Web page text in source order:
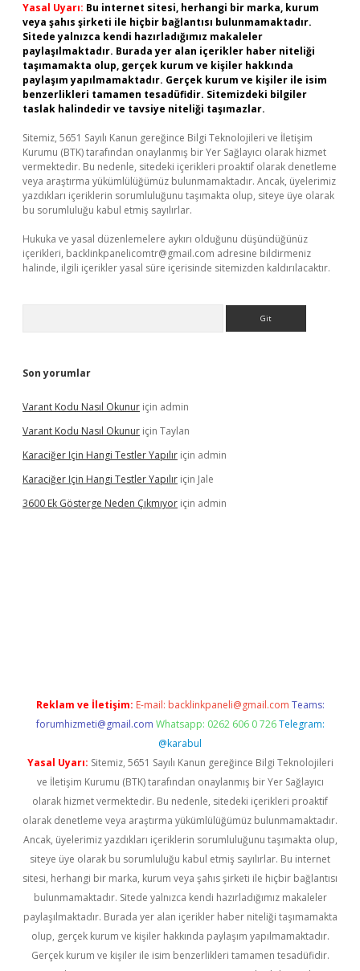
Yasal Uyarı: Bu internet sitesi, herhangi bir marka, kurum
veya şahıs şirketi ile hiçbir bağlantısı bulunmamaktadır.
Sitede yalnızca kendi hazırladığımız makaleler
paylaşılmaktadır. Burada yer alan içerikler haber niteliği
taşımamakta olup, gerçek kurum ve kişiler hakkında
paylaşım yapılmamaktadır. Gerçek kurum ve kişiler ile isim
benzerlikleri tamamen tesadüfidir. Sitemizdeki bilgiler
taslak halindedir ve tavsiye niteliği taşımazlar.
Sitemiz, 5651 Sayılı Kanun gereğince Bilgi Teknolojileri ve İletişim
Kurumu (BTK) tarafından onaylanmış bir Yer Sağlayıcı olarak hizmet
vermektedir. Bu nedenle, sitedeki içerikleri proaktif olarak denetleme
veya araştırma yükümlülüğümüz bulunmamaktadır. Ancak, üyelerimiz
yazdıkları içeriklerin sorumluluğunu taşımakta olup, siteye üye olarak
bu sorumluluğu kabul etmiş sayılırlar.
Hukuka ve yasal düzenlemelere aykırı olduğunu düşündüğünüz
içerikleri, backlinkpanelicomtr@gmail.com adresine bildirmeniz
halinde, ilgili içerikler yasal süre içerisinde sitemizden kaldırılacaktır.
Son yorumlar
Varant Kodu Nasıl Okunur için admin
Varant Kodu Nasıl Okunur için Taylan
Karaciğer Için Hangi Testler Yapılır için admin
Karaciğer Için Hangi Testler Yapılır için Jale
3600 Ek Gösterge Neden Çıkmıyor için admin
Reklam ve İletişim: E-mail: backlinkpaneli@gmail.com Teams:
forumhizmeti@gmail.com Whatsapp: 0262 606 0 726 Telegram:
@karabul
Yasal Uyarı: Sitemiz, 5651 Sayılı Kanun gereğince Bilgi Teknolojileri
ve İletişim Kurumu (BTK) tarafından onaylanmış bir Yer Sağlayıcı
olarak hizmet vermektedir. Bu nedenle, sitedeki içerikleri proaktif
olarak denetleme veya araştırma yükümlülüğümüz bulunmamaktadır.
Ancak, üyelerimiz yazdıkları içeriklerin sorumluluğunu taşımakta olup,
siteye üye olarak bu sorumluluğu kabul etmiş sayılırlar. Bu internet
sitesi, herhangi bir marka, kurum veya şahıs şirketi ile hiçbir bağlantısı
bulunmamaktadır. Sitede yalnızca kendi hazırladığımız makaleler
paylaşılmaktadır. Burada yer alan içerikler haber niteliği taşımamakta
olup, gerçek kurum ve kişiler hakkında paylaşım yapılmamaktadır.
Gerçek kurum ve kişiler ile isim benzerlikleri tamamen tesadüfidir.